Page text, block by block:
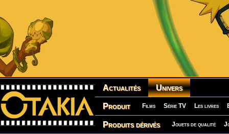
Actualités Univers
Produit Films Série TV Les livres
Produits dérivés Jouets de qualité